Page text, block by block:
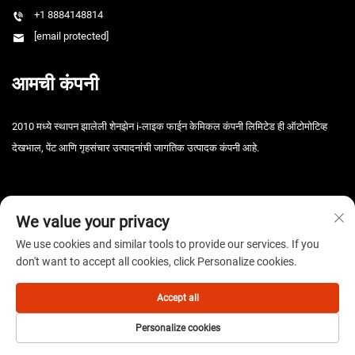
+1 8884148814
[email protected]
आमची कंपनी
2010 मध्ये स्थापन झालेली शेनझेन i-लाइक फाईन केमिकल कंपनी लिमिटेड ही ऑटोमोटिव्ह
देखभाल, पेंट आणि गृहसंचार उत्पादनांची जागतिक उत्पादक कंपनी आहे.
कॉपीराइट © 2025 शेनझेन आय-लाइक फाइन केमिकल कंपनी लिमिटेड. सर्व हक्क राखीव. -
We value your privacy
We use cookies and similar tools to provide our services. If you
don't want to accept all cookies, click Personalize cookies.
Personalize cookies
Accept all